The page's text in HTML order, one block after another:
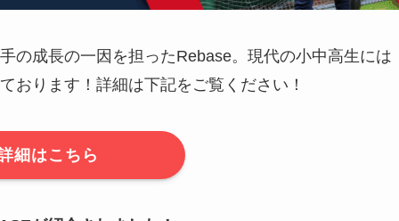
の成長の一因を担ったRebase。現代の小中高生には
おります！詳細は下記をご覧ください！
細はこちら